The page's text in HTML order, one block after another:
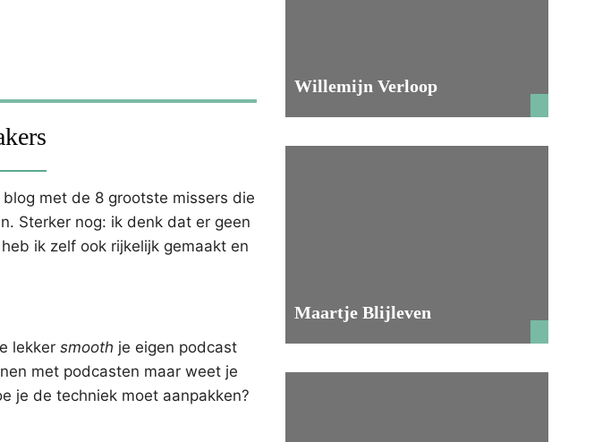
met de 8 grootste missers die
Sterker nog: ik denk dat er geen
ik zelf ook rijkelijk gemaakt en
lekker smooth je eigen podcast
met podcasten maar weet je
je de techniek moet aanpakken?
Willemijn Verloop
Maartje Blijleven